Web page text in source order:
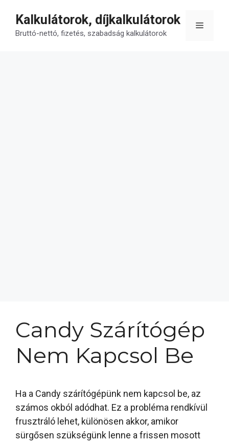
tartalomba
Kalkulátorok, díjkalkulátorok
Bruttó-nettó, fizetés, szabadság kalkulátorok
Menü
Candy Szárítógép
Nem Kapcsol Be
Ha a Candy szárítógépünk nem kapcsol be, az
számos okból adódhat. Ez a probléma rendkívül
frusztráló lehet, különösen akkor, amikor
sürgősen szükségünk lenne a frissen mosott